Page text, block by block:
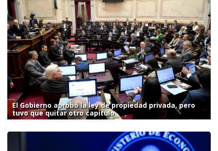
El Gobierno aprobó la ley de propiedad privada, pero
tuvo que quitar otro capítulo